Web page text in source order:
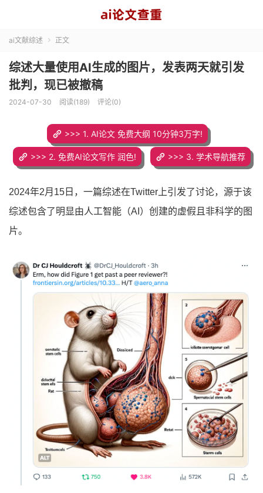
ai文献综述  正文
综述大量使用AI生成的图片，发表两天就引发
批判，现已被撤稿
2024-07-30 阅读(189) 评论(0)
>>> 1. AI论文 免费大纲 10分钟3万字!
>>> 2. 免费AI论文写作 润色! >>> 3. 学术导航推荐
2024年2月15日，一篇综述在Twitter上引发了讨论，源于该
综述包含了明显由人工智能（AI）创建的虚假且非科学的图
片。